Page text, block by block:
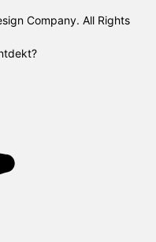
Company. All Rights